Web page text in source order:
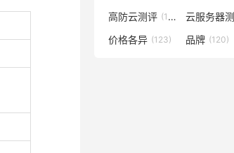
高防云测评 (128)
价格各异 (123) 品牌 (120)